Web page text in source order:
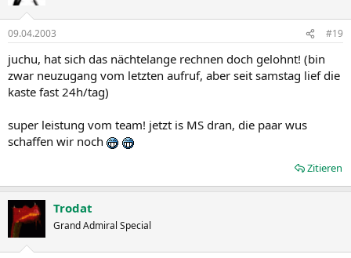
09.04.2003 #19
juchu, hat sich das nächtelange rechnen doch gelohnt! (bin
zwar neuzugang vom letzten aufruf, aber seit samstag lief die
kaste fast 24h/tag)
super leistung vom team! jetzt is MS dran, die paar wus
schaffen wir noch
Zitieren
Trodat
Grand Admiral Special